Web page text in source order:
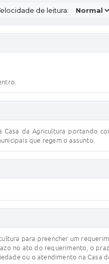
de leitura:
Casa da Agricultura portando
que regem o assunto.
para preencher um
no ato do requerimento, o
ou o atendimento na Casa